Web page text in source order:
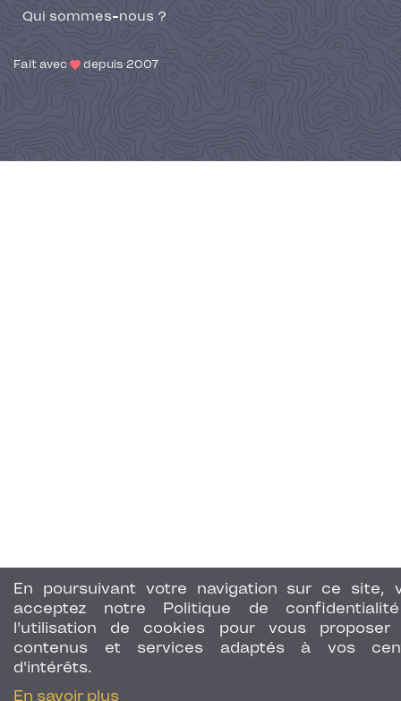
En poursuivant votre navigation sur ce site,
acceptez notre Politique de
l'utilisation de cookies pour vous proposer
contenus et services adaptés à vos
d'intérêts.
En savoir plus
Qui sommes-nous ?
Fait avec depuis 2007